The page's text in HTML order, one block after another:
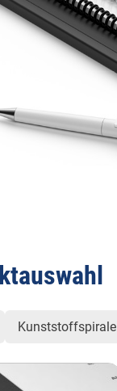
Kunststoffspirale